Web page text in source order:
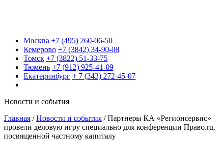
Москва +7 (495) 260-06-50
Кемерово +7 (3842) 34-90-08
Томск +7 (3822) 51-33-75
Тюмень +7 (912) 925-41-09
Екатеринбург + 7 (343) 272-45-07
Новости и события
Главная /Новости и события /Партнеры КА «Регионсервис»
провели деловую игру специально для конференции Право.ru,
посвященной частному капиталу